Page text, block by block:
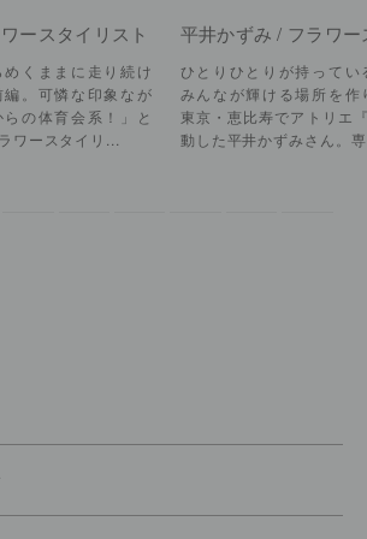
ースタイリスト
くままに走り続け
。可憐な印象なが
の体育会系！」と
ワースタイリ...
平井かずみ / フラワ
ひとりひとりが持ってい
みんなが輝ける場所を作
東京・恵比寿でアトリエ
動した平井かずみさん。